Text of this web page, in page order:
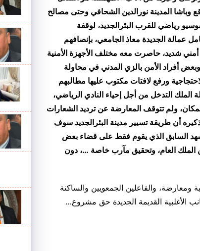
وباشا المدينة نورالدين الشحافي وحتى مصالح
رياضي للقرب البئرالجديد، لوقفة
عمالة الجديدة معاذ الجامعي، بإنصافهم
شديد، حاصرت معه مختلف الأجهزة الأمنية
أفراد الأمن بالزي المدني في محاولة
ورفع لافتات مكتوب عليها مطالبهم
الملك التدخل من أجل إحياء النادي الرياضي،
ولم تتوقف المعارضة عن ترديد الشعارات
أن طريقة تسيير مدينة البئرالجديد سوف
السابق الذي يقوم فقط على قضاء بعض
الملك العام، وتحقيق مآرب خاصة …، دون
ومعارضة، والفاعلين الجمعويين والساكنة
الأغلبية القديمة الجديدة حق مشروع…